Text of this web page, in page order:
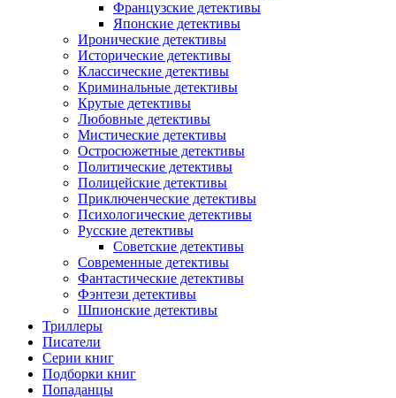
Французские детективы
Японские детективы
Иронические детективы
Исторические детективы
Классические детективы
Криминальные детективы
Крутые детективы
Любовные детективы
Мистические детективы
Остросюжетные детективы
Политические детективы
Полицейские детективы
Приключенческие детективы
Психологические детективы
Русские детективы
Советские детективы
Современные детективы
Фантастические детективы
Фэнтези детективы
Шпионские детективы
Триллеры
Писатели
Серии книг
Подборки книг
Попаданцы